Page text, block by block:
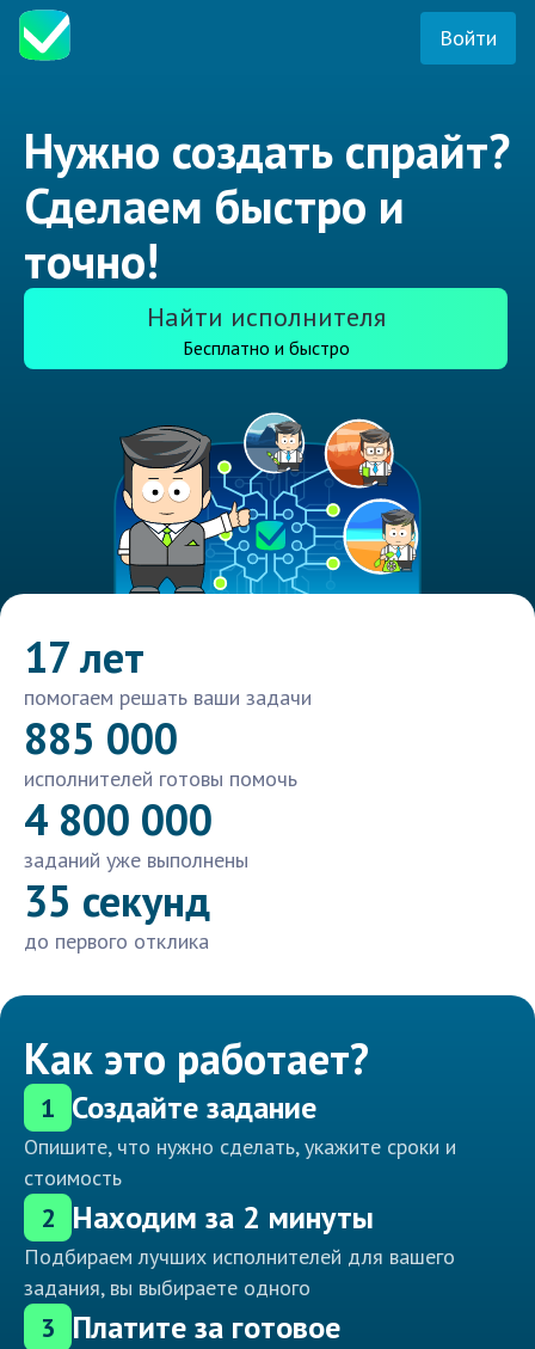
Войти
Нужно создать спрайт?
Сделаем быстро и
точно!
Найти исполнителя
Бесплатно и быстро
17 лет
помогаем решать ваши задачи
885 000
исполнителей готовы помочь
4 800 000
заданий уже выполнены
35 секунд
до первого отклика
Как это работает?
1 Создайте задание
Опишите, что нужно сделать, укажите сроки и
стоимость
2 Находим за 2 минуты
Подбираем лучших исполнителей для вашего
задания, вы выбираете одного
3 Платите за готовое